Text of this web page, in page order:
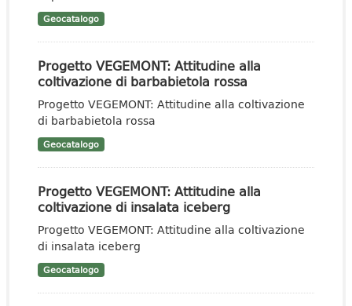
Geocatalogo
Progetto VEGEMONT: Attitudine alla
coltivazione di barbabietola rossa
Progetto VEGEMONT: Attitudine alla coltivazione
di barbabietola rossa
Geocatalogo
Progetto VEGEMONT: Attitudine alla
coltivazione di insalata iceberg
Progetto VEGEMONT: Attitudine alla coltivazione
di insalata iceberg
Geocatalogo